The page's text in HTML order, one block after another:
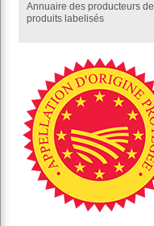
Annuaire des producteurs de
produits labelisés